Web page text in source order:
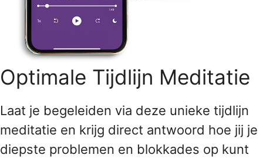
Optimale Tijdlijn Meditatie
Laat je begeleiden via deze unieke tijdlijn
meditatie en krijg direct antwoord hoe jij je
diepste problemen en blokkades op kunt